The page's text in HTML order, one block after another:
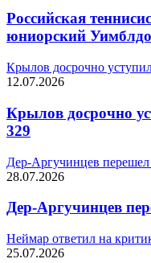
Российская
юниорский
Крылов досрочно
12.07.2026
Крылов досрочно
329
Дер-Аргучинцев
28.07.2026
Дер-Аргучинцев
Неймар ответил на
25.07.2026